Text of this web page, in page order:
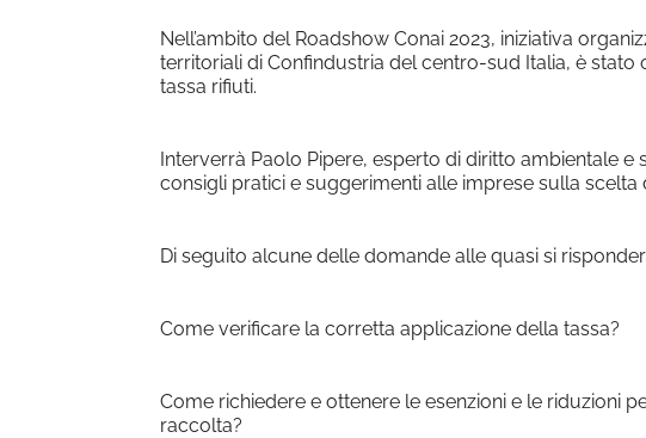
Nell’ambito del Roadshow Conai 2023, iniziativa
territoriali di Confindustria del centro-sud Italia, è
tassa rifiuti.
Interverrà Paolo Pipere, esperto di diritto ambientale e
consigli pratici e suggerimenti alle imprese sulla
Di seguito alcune delle domande alle quasi si
Come verificare la corretta applicazione della tassa?
Come richiedere e ottenere le esenzioni e le riduzioni
raccolta?